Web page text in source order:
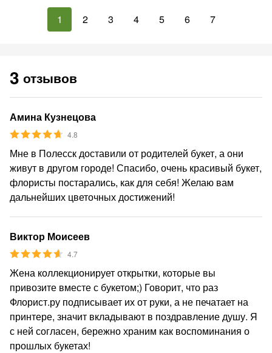
1 2 3 4 5 6 7
3 отзывов
Амина Кузнецова
4.8
Мне в Полесск доставили от родителей букет, а они
живут в другом городе! Спасибо, очень красивый букет,
флористы постарались, как для себя! Желаю вам
дальнейших цветочных достижений!
Виктор Моисеев
4.7
Жена коллекционирует открытки, которые вы
привозите вместе с букетом;) Говорит, что раз
Флорист.ру подписывает их от руки, а не печатает на
принтере, значит вкладывают в поздравление душу. Я
с ней согласен, бережно храним как воспоминания о
прошлых букетах!